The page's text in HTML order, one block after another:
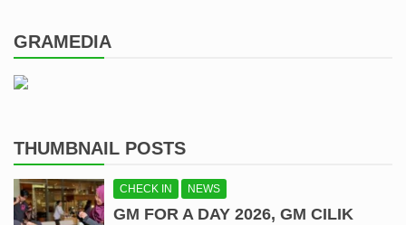
GRAMEDIA
THUMBNAIL POSTS
CHECK IN NEWS
GM FOR A DAY 2026, GM CILIK